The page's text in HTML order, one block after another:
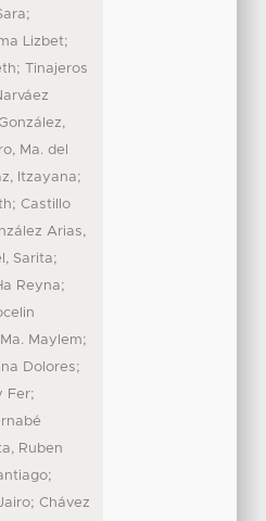
;
Lizbet;
;
Tinajeros
Ma. del
Itzayana;
; Castillo
Arias,
Sarita;
Reyna;
Maylem;
Dolores;
Fer;
Ruben
;
; Chávez